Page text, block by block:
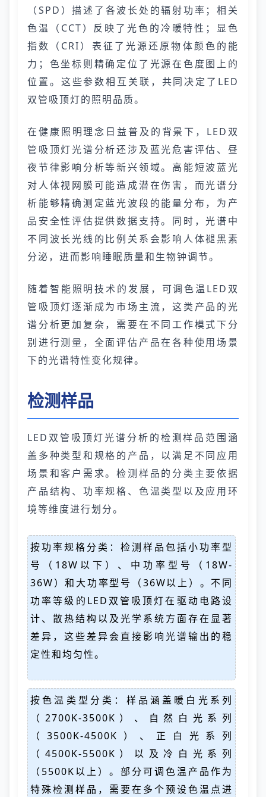
（SPD）描述了各波长处的辐射功率；相关
色温（CCT）反映了光色的冷暖特性；显色
指数（CRI）表征了光源还原物体颜色的能
力；色坐标则精确定位了光源在色度图上的
位置。这些参数相互关联，共同决定了LED
双管吸顶灯的照明品质。
在健康照明理念日益普及的背景下，LED双
管吸顶灯光谱分析还涉及蓝光危害评估、昼
夜节律影响分析等新兴领域。高能短波蓝光
对人体视网膜可能造成潜在伤害，而光谱分
析能够精确测定蓝光波段的能量分布，为产
品安全性评估提供数据支持。同时，光谱中
不同波长光线的比例关系会影响人体褪黑素
分泌，进而影响睡眠质量和生物钟调节。
随着智能照明技术的发展，可调色温LED双
管吸顶灯逐渐成为市场主流，这类产品的光
谱分析更加复杂，需要在不同工作模式下分
别进行测量，全面评估产品在各种使用场景
下的光谱特性变化规律。
检测样品
LED双管吸顶灯光谱分析的检测样品范围涵
盖多种类型和规格的产品，以满足不同应用
场景和客户需求。检测样品的分类主要依据
产品结构、功率规格、色温类型以及应用环
境等维度进行划分。
按功率规格分类：检测样品包括小功率型
号（18W以下）、中功率型号（18W-
36W）和大功率型号（36W以上）。不同
功率等级的LED双管吸顶灯在驱动电路设
计、散热结构以及光学系统方面存在显著
差异，这些差异会直接影响光谱输出的稳
定性和均匀性。
按色温类型分类：样品涵盖暖白光系列
（2700K-3500K）、自然白光系列
（3500K-4500K）、正白光系列
（4500K-5500K）以及冷白光系列
（5500K以上）。部分可调色温产品作为
特殊检测样品，需要在多个预设色温点进